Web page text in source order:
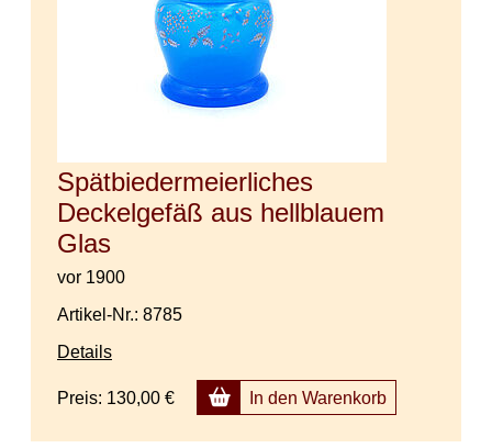
Spätbiedermeierliches
Deckelgefäß aus hellblauem
Glas
vor 1900
Artikel-Nr.: 8785
Details
Preis: 130,00 € In den Warenkorb